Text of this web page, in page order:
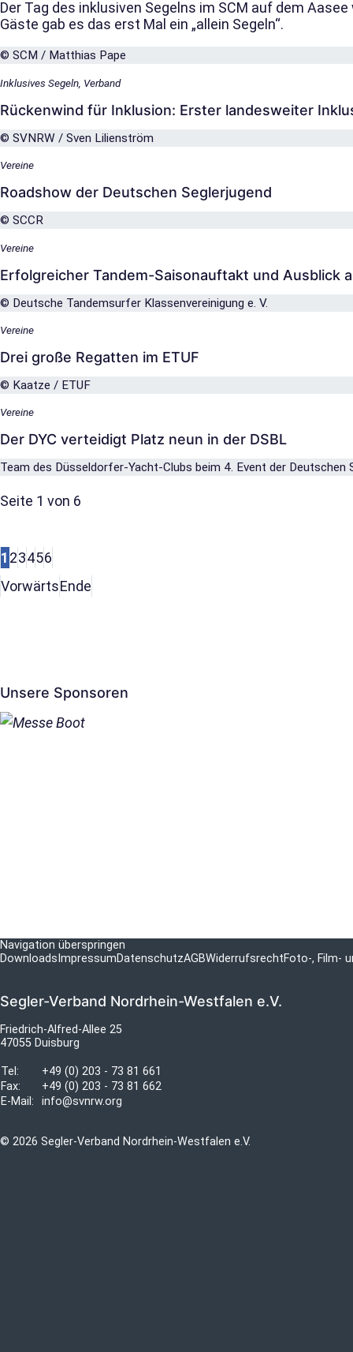
Der Tag des inklusiven Segelns im SCM auf dem
Gäste gab es das erst Mal ein „allein Segeln“.
© SCM / Matthias Pape
Inklusives Segeln, Verband
Rückenwind für Inklusion: Erster landesweiter
© SVNRW / Sven Lilienström
Vereine
Roadshow der Deutschen Seglerjugend
© SCCR
Vereine
Erfolgreicher Tandem-Saisonauftakt und Ausblick
© Deutsche Tandemsurfer Klassenvereinigung e. V.
Vereine
Drei große Regatten im ETUF
© Kaatze / ETUF
Vereine
Der DYC verteidigt Platz neun in der DSBL
Team des Düsseldorfer-Yacht-Clubs beim 4. Event der
Seite 1 von 6
1 23456
VorwärtsEnde
Unsere Sponsoren
Navigation überspringen
Downloads ImpressumDatenschutzAGBWiderrufsrechtFoto-, Film-
Segler-Verband Nordrhein-Westfalen e.V.
Friedrich-Alfred-Allee 25
47055 Duisburg
Tel:
+49 (0) 203 - 73 81 661
Fax:
+49 (0) 203 - 73 81 662
E-Mail:
info@svnrw.org
© 2026 Segler-Verband Nordrhein-Westfalen e.V.